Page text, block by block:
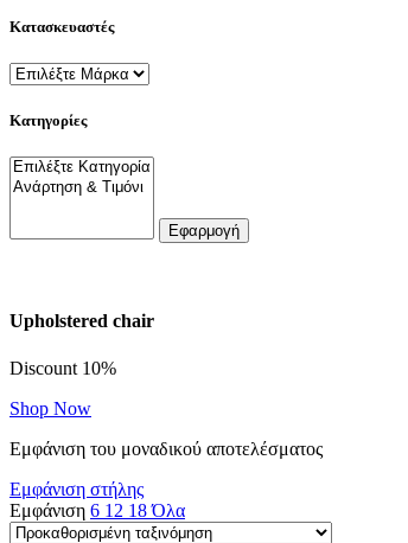
Κατασκευαστές
Κατηγορίες
Εφαρμογή
Upholstered chair
Discount 10%
Shop Now
Εμφάνιση του μοναδικού αποτελέσματος
Εμφάνιση στήλης
Εμφάνιση 6 12 18Όλα